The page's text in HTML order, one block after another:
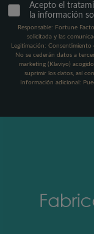
Acepto el
la información
Responsable: Fortune
solicitada y las
Legitimación:
No se cederán datos a
marketing (Klaviyo)
suprimir los datos, así
Información adicional: